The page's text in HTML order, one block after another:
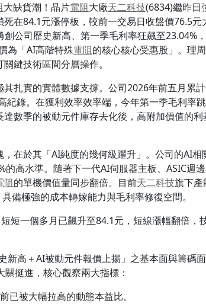
大缺貨潮！晶片電阻大廠天二科技(6834)繼昨日
在84.1元漲停板，較前一交易日收盤價76.5
創公司歷史新高、第一季毛利率狂飆至23.04%
為「AI高階特殊電阻的核心核心受惠股」。理
鍵技術區間分層操作。
扎實的實體數據支撐。公司2026年前五月累
錄。在獲利效率效率端，今年第一季毛利率
數季的被動元件庫存去化後，高附加價值的利
在於其「AI純度的幾何級躍升」。公司的AI相
高水準。隨著下一代AI伺服器主板、ASIC週
阻的單機價值量同步翻倍。目前天二科技旗下產
備極強的成本轉嫁能力與毛利率修復空間。
短一個多月已飆升至84.1元，短線漲幅翻倍，
新高＋AI被動元件報價上揚」之基本面與籌碼
挺進，核心觀察兩大指標：
已被大幅拉高的動態本益比。